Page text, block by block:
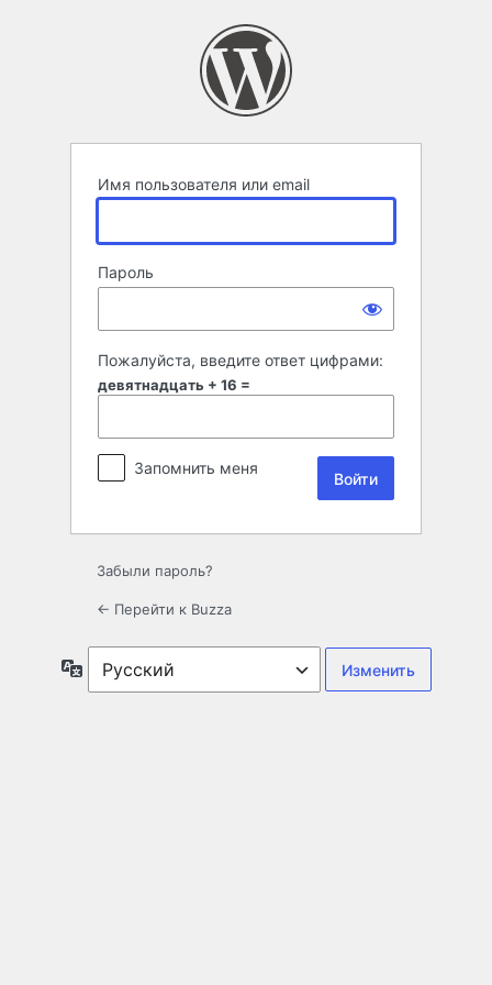
Имя пользователя или email
Пароль
Пожалуйста, введите ответ цифрами:
девятнадцать + 16 =
Запомнить меня
Забыли пароль?
← Перейти к Buzza
Язык